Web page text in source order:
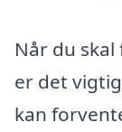
Når du
er det
kan